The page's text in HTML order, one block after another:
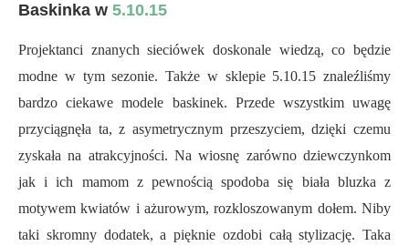
Baskinka w 5.10.15
Projektanci znanych sieciówek doskonale wiedzą, co będzie
modne w tym sezonie. Także w sklepie 5.10.15 znaleźliśmy
bardzo ciekawe modele baskinek. Przede wszystkim uwagę
przyciągnęła ta, z asymetrycznym przeszyciem, dzięki czemu
zyskała na atrakcyjności. Na wiosnę zarówno dziewczynkom
jak i ich mamom z pewnością spodoba się biała bluzka z
motywem kwiatów i ażurowym, rozkloszowanym dołem. Niby
taki skromny dodatek, a pięknie ozdobi całą stylizację. Taka